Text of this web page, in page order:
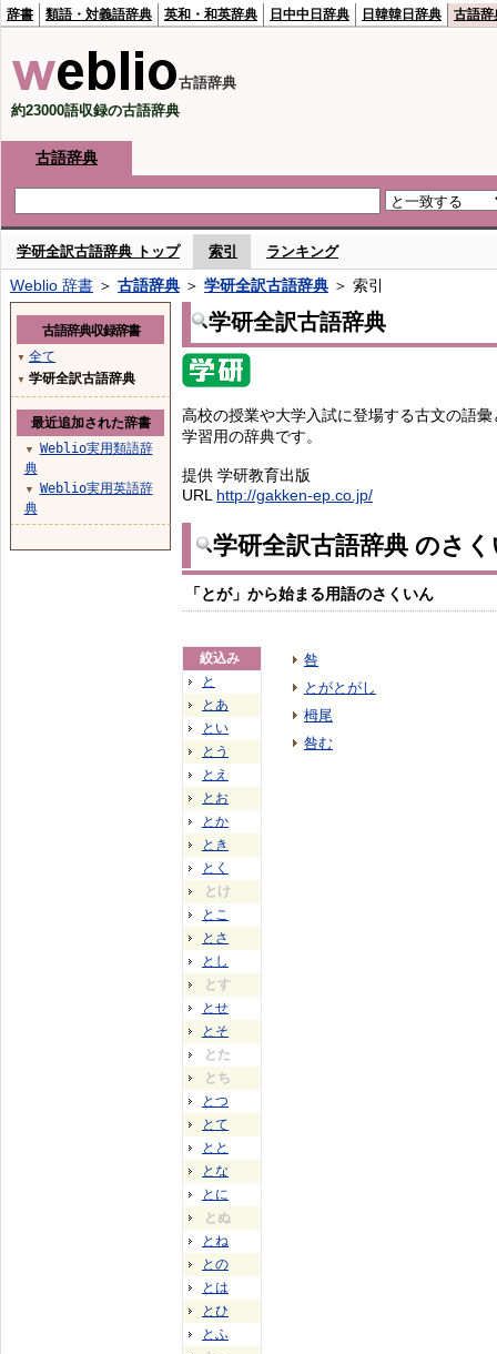
辞書 類語・対義語辞典 英和・和英辞典 日中中日辞典 日韓韓日辞典 古語辞
古語辞典
約23000語収録の古語辞典
古語辞典
学研全訳古語辞典 トップ 索引 ランキング
Weblio 辞書 ＞ 古語辞典 ＞ 学研全訳古語辞典 ＞ 索引
学研全訳古語辞典
高校の授業や大学入試に登場する古文の語
学習用の辞典です。
提供 学研教育出版
URL http://gakken-ep.co.jp/
学研全訳古語辞典 のさ
「とが」から始まる用語のさくいん
絞込み
と
とあ
とい
とう
とえ
とお
とか
とき
とく
とけ
とこ
とさ
とし
とす
とせ
とそ
とた
とち
とつ
とて
とと
とな
とに
とぬ
とね
との
とは
とひ
とふ
咎
とがとがし
栂尾
咎む
古語辞典収録辞書
▼ 全て
▼ 学研全訳古語辞典
最近追加された辞書
▼
Weblio実用類語辞
典
▼
Weblio実用英語辞
典